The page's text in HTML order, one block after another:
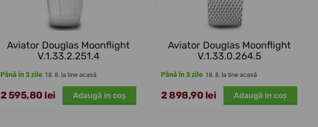
Aviator Douglas Moonflight
V.1.33.2.251.4
Până în 3 zile 18. 8. la tine acasă
2 595,80 lei Adaugă in coş
Aviator Douglas Moonflight
V.1.33.0.264.5
Până în 3 zile 18. 8. la tine acasă
2 898,90 lei Adaugă in coş